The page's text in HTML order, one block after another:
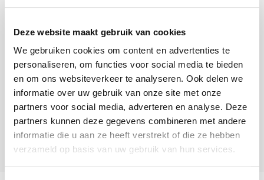
Deze website maakt gebruik van cookies
We gebruiken cookies om content en advertenties te
personaliseren, om functies voor social media te bieden
en om ons websiteverkeer te analyseren. Ook delen we
informatie over uw gebruik van onze site met onze
partners voor social media, adverteren en analyse. Deze
partners kunnen deze gegevens combineren met andere
informatie die u aan ze heeft verstrekt of die ze hebben
verzameld op basis van uw gebruik van hun services.
Vandaag besteld, morgen in huis
beoordelingen